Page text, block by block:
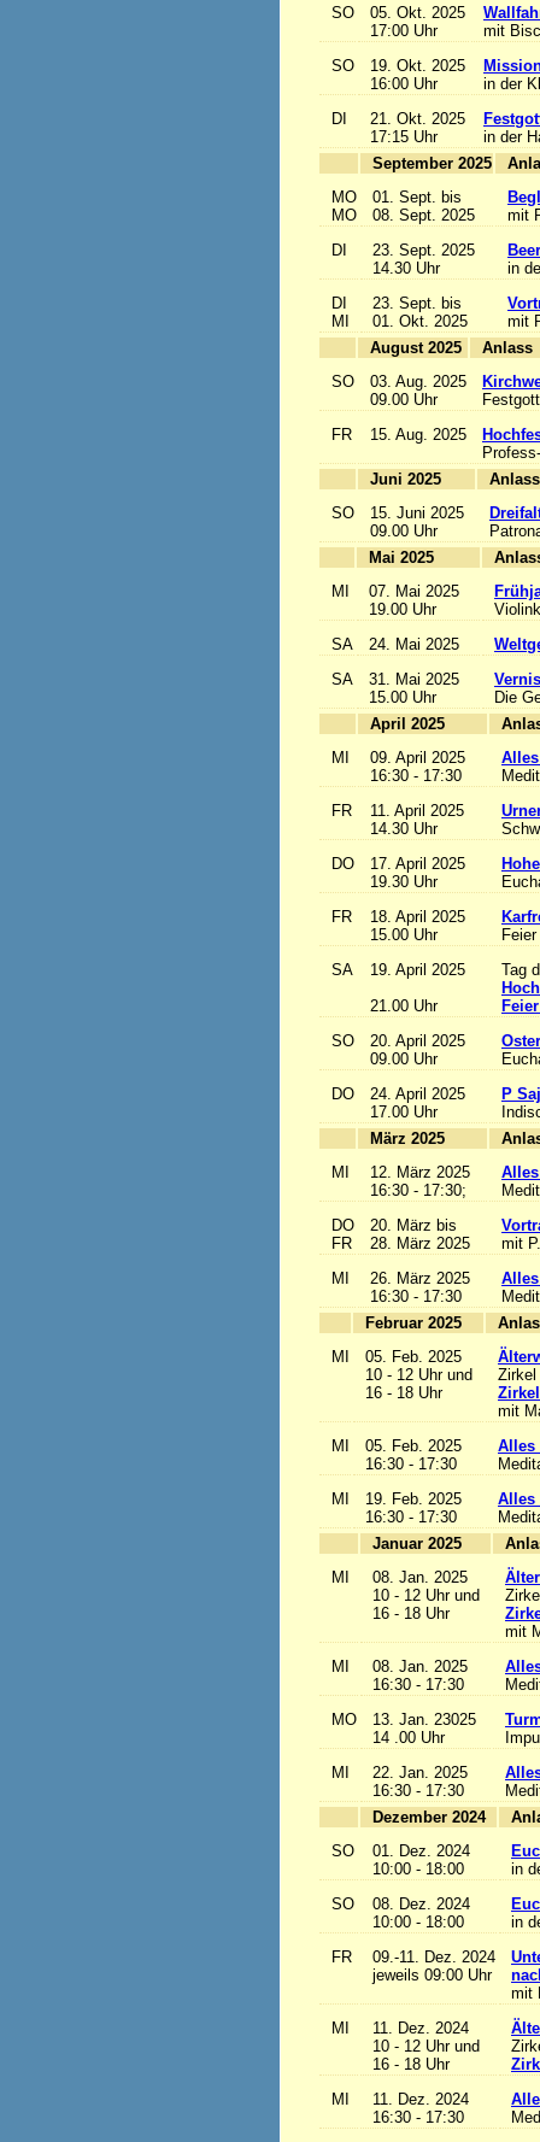
SO
05. Okt. 2025
17:00 Uhr
mit
SO
19. Okt. 2025
16:00 Uhr
in der
DI
21. Okt. 2025
17:15 Uhr
in der
September 2025
MO
MO
01. Sept. bis
08. Sept. 2025
mit
DI
23. Sept. 2025
14.30 Uhr
in
DI
MI
23. Sept. bis
01. Okt. 2025
mit
August 2025
SO
03. Aug. 2025
09.00 Uhr
FR
15. Aug. 2025
Juni 2025
SO
15. Juni 2025
09.00 Uhr
Mai 2025
MI
07. Mai 2025
19.00 Uhr
SA
24. Mai 2025
SA
31. Mai 2025
15.00 Uhr
Die
April 2025
MI
09. April 2025
16:30 - 17:30
FR
11. April 2025
14.30 Uhr
DO
17. April 2025
19.30 Uhr
FR
18. April 2025
15.00 Uhr
SA
19. April 2025
21.00 Uhr
Tag
SO
20. April 2025
09.00 Uhr
DO
24. April 2025
17.00 Uhr
P
März 2025
MI
12. März 2025
16:30 - 17:30;
DO
FR
20. März bis
28. März 2025
mit
MI
26. März 2025
16:30 - 17:30
Februar 2025
MI
05. Feb. 2025
10 - 12 Uhr und
16 - 18 Uhr
Zirkel
mit
MI
05. Feb. 2025
16:30 - 17:30
Alles
MI
19. Feb. 2025
16:30 - 17:30
Alles
Januar 2025
MI
08. Jan. 2025
10 - 12 Uhr und
16 - 18 Uhr
mit
MI
08. Jan. 2025
16:30 - 17:30
MO
13. Jan. 23025
14 .00 Uhr
MI
22. Jan. 2025
16:30 - 17:30
Dezember 2024
SO
01. Dez. 2024
10:00 - 18:00
in
SO
08. Dez. 2024
10:00 - 18:00
in
FR
09.-11. Dez. 2024
jeweils 09:00 Uhr
mit
MI
11. Dez. 2024
10 - 12 Uhr und
16 - 18 Uhr
MI
11. Dez. 2024
16:30 - 17:30